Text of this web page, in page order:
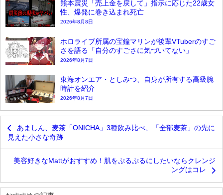
熊本震災「売上金を戻して」指示に応じた22歳女
性、爆発に巻き込まれ死亡
2026年8月8日
ホロライブ所属の宝鐘マリンが後輩VTuberのすご
さを語る「自分のすごさに気づいてない」
2026年8月7日
東海オンエア・としみつ、自身が所有する高級腕
時計を紹介
2026年8月7日
あましん、麦茶「ONICHA」3種飲み比べ、「全部麦茶」の先に
見えた小さな奇跡
美容好きなMattがおすすめ！肌をぷるぷるにしたいならクレンジ
ングはコレ